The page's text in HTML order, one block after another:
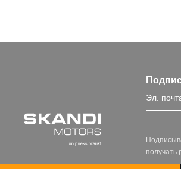
получать